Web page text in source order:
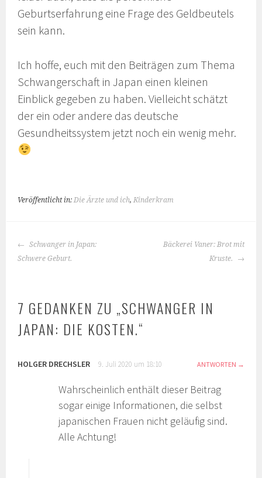
Geburtserfahrung eine Frage des Geldbeutels
sein kann.
Ich hoffe, euch mit den Beiträgen zum Thema
Schwangerschaft in Japan einen kleinen
Einblick gegeben zu haben. Vielleicht schätzt
der ein oder andere das deutsche
Gesundheitssystem jetzt noch ein wenig mehr.
Veröffentlicht in:Die Ärzte und ich,Kinderkram
BEITRAGS-
NAVIGATION
Schwanger in Japan:
Schwere Geburt.
Bäckerei Vaner: Brot mit
Kruste.
7 GEDANKEN ZU „SCHWANGER IN
JAPAN: DIE KOSTEN.“
HOLGER DRECHSLER 9. Juli 2020 um 18:10 ANTWORTEN
Wahrscheinlich enthält dieser Beitrag
sogar einige Informationen, die selbst
japanischen Frauen nicht geläufig sind.
Alle Achtung!